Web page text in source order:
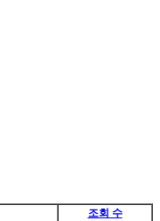
조회 수